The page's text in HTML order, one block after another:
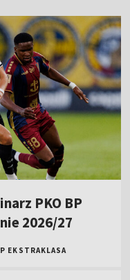
PKO BP
2026/27
EKSTRAKLASA